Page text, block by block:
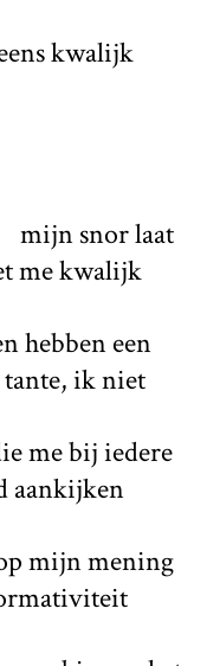
kwalijk
mijn snor laat
me kwalijk
hebben een
tante, ik niet
me bij iedere
aankijken
mijn mening